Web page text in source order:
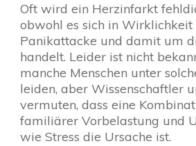
Oft wird ein Herzinfarkt
obwohl es sich in Wirklichkeit
Panikattacke und damit um
handelt. Leider ist nicht
manche Menschen unter
leiden, aber Wissenschaftler
vermuten, dass eine
familiärer Vorbelastung und
wie Stress die Ursache ist.